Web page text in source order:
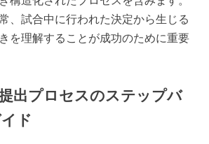
、試合中に行われた決定から生じる
を理解することが成功のために重要
出プロセスのステップバ
ド